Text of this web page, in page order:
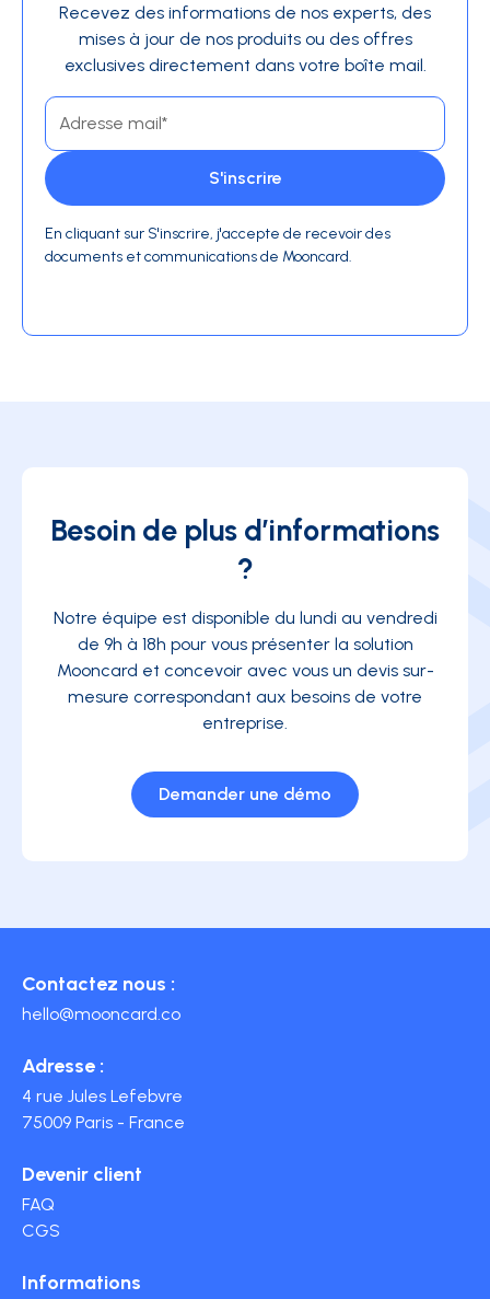
Recevez des informations de nos experts, des
mises à jour de nos produits ou des offres
exclusives directement dans votre boîte mail.
En cliquant sur S'inscrire, j'accepte de recevoir des
documents et communications de Mooncard.
Besoin de plus d’informations
?
Notre équipe est disponible du lundi au vendredi
de 9h à 18h pour vous présenter la solution
Mooncard et concevoir avec vous un devis sur-
mesure correspondant aux besoins de votre
entreprise.
Demander une démo
Contactez nous :
hello@mooncard.co
Adresse :
4 rue Jules Lefebvre
75009 Paris - France
Devenir client
FAQ
CGS
Informations